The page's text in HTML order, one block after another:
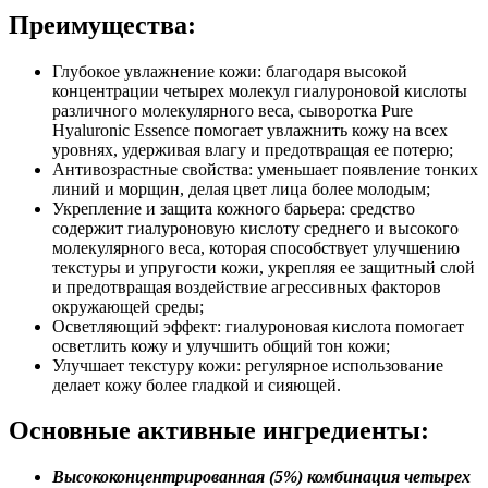
Преимущества:
Глубокое увлажнение кожи: благодаря высокой
концентрации четырех молекул гиалуроновой кислоты
различного молекулярного веса, сыворотка Pure
Hyaluronic Essence помогает увлажнить кожу на всех
уровнях, удерживая влагу и предотвращая ее потерю;
Антивозрастные свойства: уменьшает появление тонких
линий и морщин, делая цвет лица более молодым;
Укрепление и защита кожного барьера: средство
содержит гиалуроновую кислоту среднего и высокого
молекулярного веса, которая способствует улучшению
текстуры и упругости кожи, укрепляя ее защитный слой
и предотвращая воздействие агрессивных факторов
окружающей среды;
Осветляющий эффект: гиалуроновая кислота помогает
осветлить кожу и улучшить общий тон кожи;
Улучшает текстуру кожи: регулярное использование
делает кожу более гладкой и сияющей.
Основные активные ингредиенты:
Высококонцентрированная (5%) комбинация четырех